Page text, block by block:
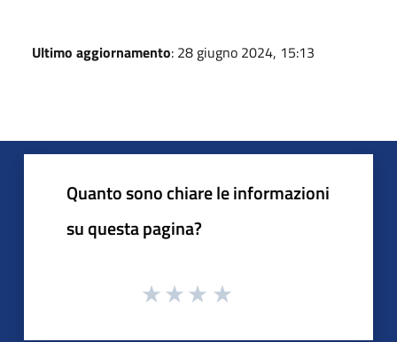
Ultimo aggiornamento: 28 giugno 2024, 15:13
Quanto sono chiare le informazioni
su questa pagina?